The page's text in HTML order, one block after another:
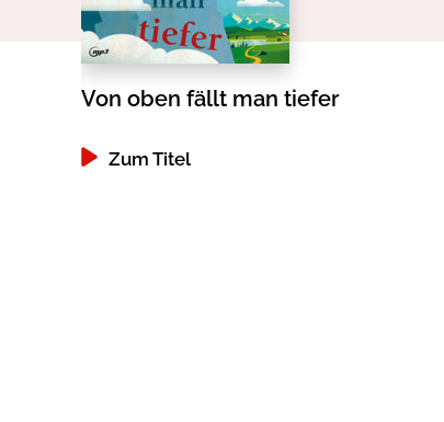
Von oben fällt man tiefer
Zum Titel